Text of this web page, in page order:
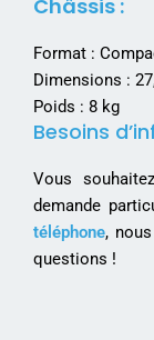
Châssis :
Format :
Dimensions :
Poids : 8 kg
Besoins
Vous
demande
téléphone,
questions !